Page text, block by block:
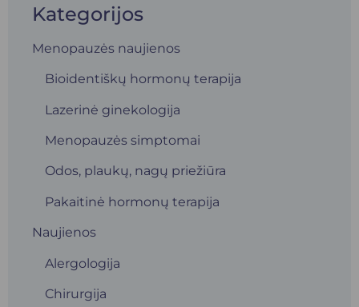
Kategorijos
Menopauzės naujienos
Bioidentiškų hormonų terapija
Lazerinė ginekologija
Menopauzės simptomai
Odos, plaukų, nagų priežiūra
Pakaitinė hormonų terapija
Naujienos
Alergologija
Chirurgija